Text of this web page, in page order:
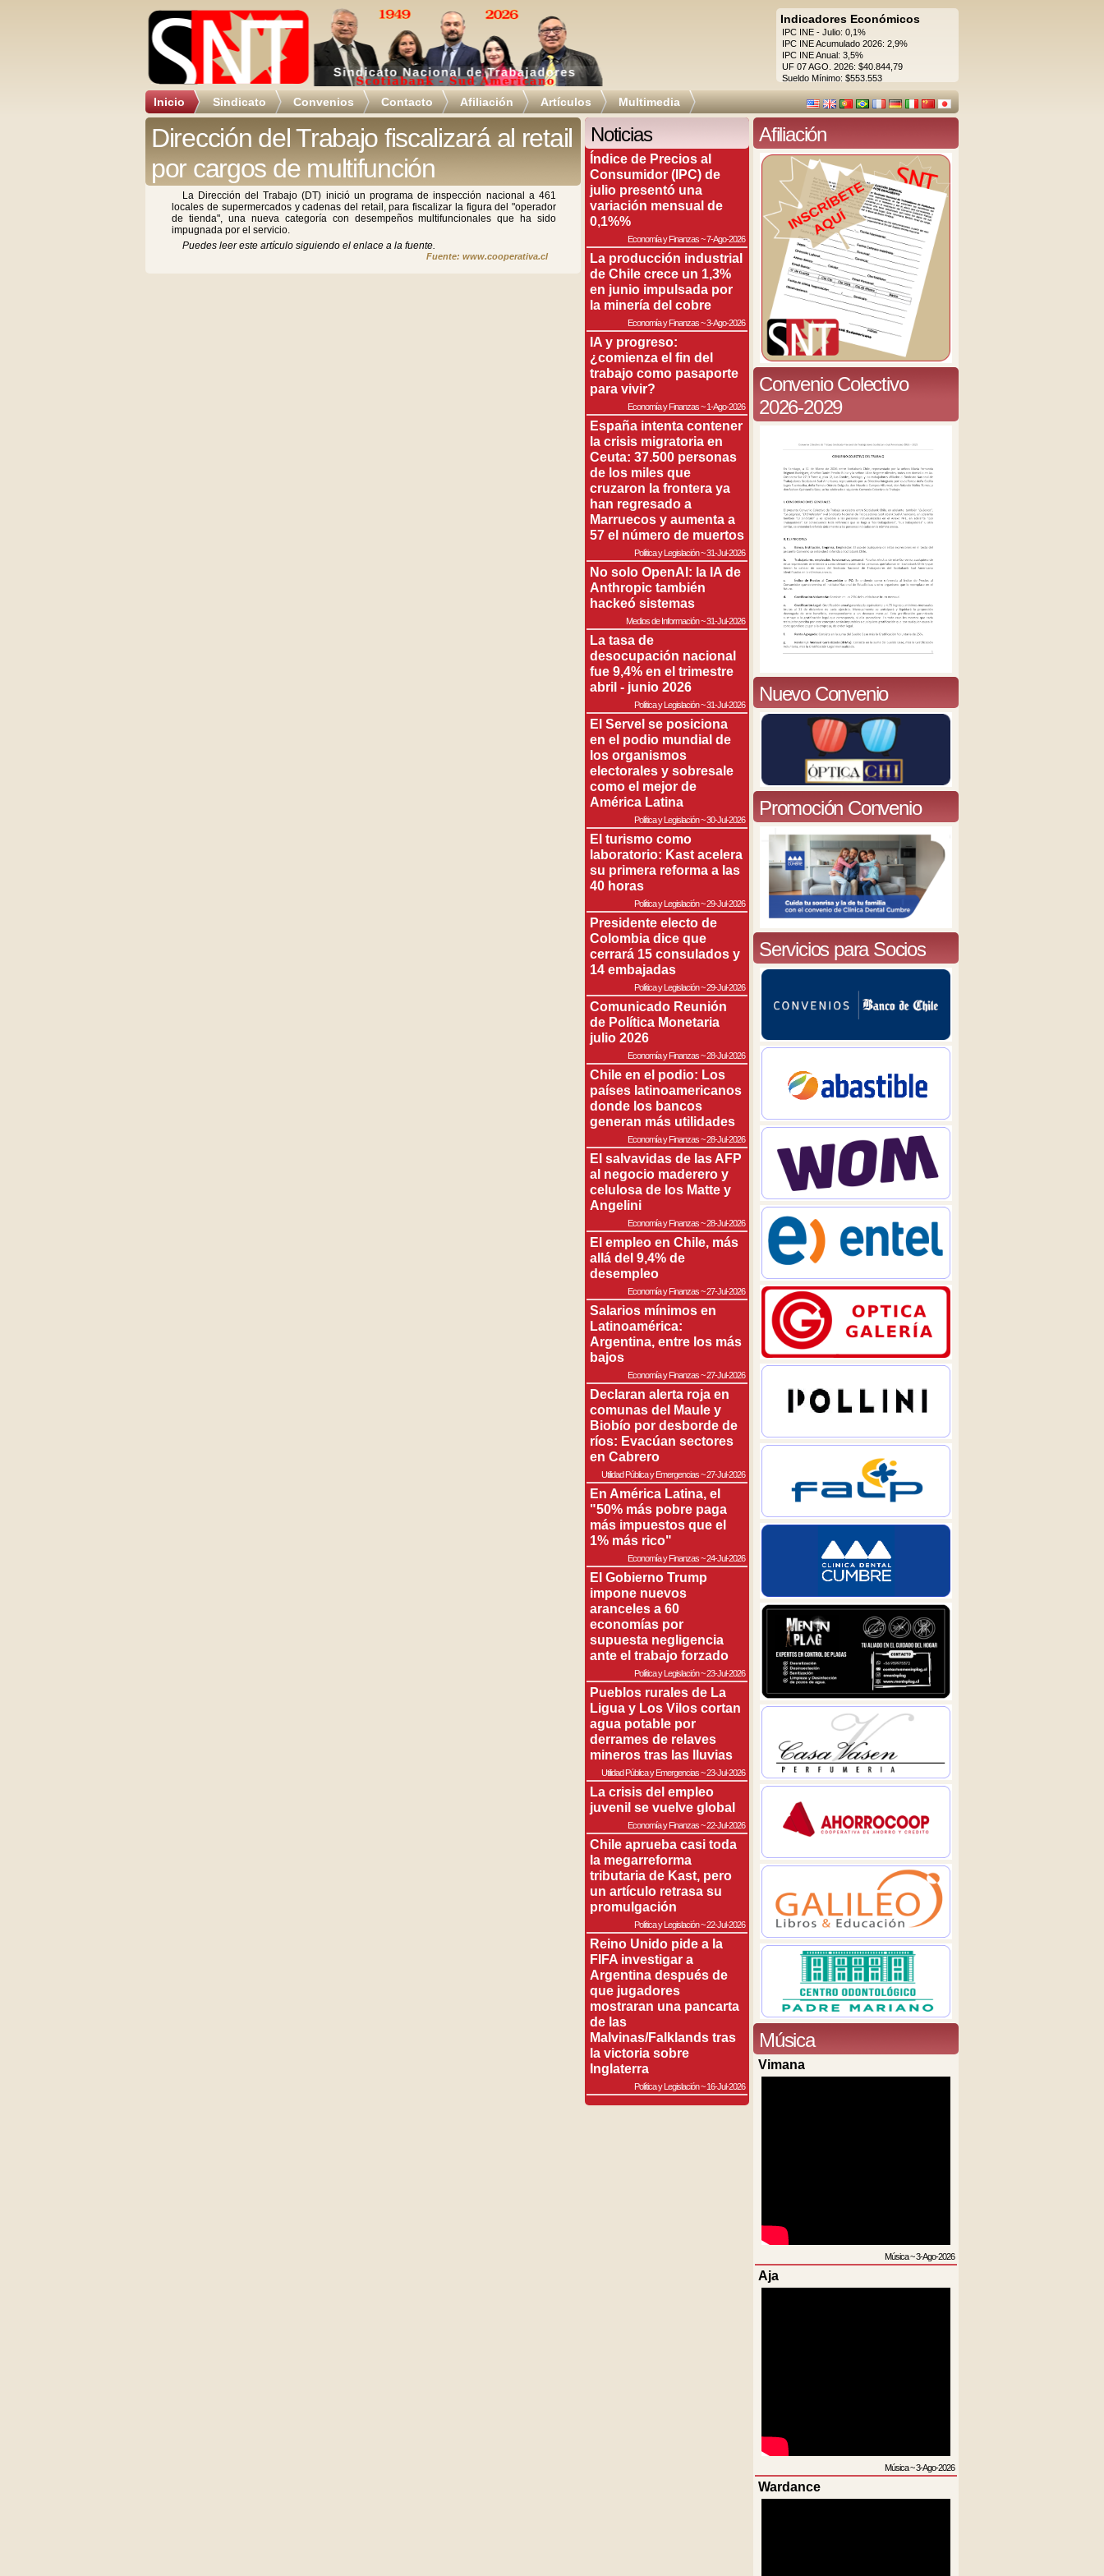
Indicadores Económicos
IPC INE - Julio: 0,1%
IPC INE Acumulado 2026: 2,9%
IPC INE Anual: 3,5%
UF 07 AGO. 2026: $40.844,79
Sueldo Mínimo: $553.553
Inicio Sindicato Convenios Contacto Afiliación Artículos Multimedia
Dirección del Trabajo fiscalizará al retail
por cargos de multifunción
La Dirección del Trabajo (DT) inició un programa de inspección nacional a 461
locales de supermercados y cadenas del retail, para fiscalizar la figura del "operador
de tienda", una nueva categoría con desempeños multifuncionales que ha sido
impugnada por el servicio.
Puedes leer este artículo siguiendo el enlace a la fuente.
Fuente: www.cooperativa.cl
Noticias
Índice de Precios al
Consumidor (IPC) de
julio presentó una
variación mensual de
0,1%%
Economía y Finanzas~7-Ago-2026
La producción industrial
de Chile crece un 1,3%
en junio impulsada por
la minería del cobre
Economía y Finanzas~3-Ago-2026
IA y progreso:
¿comienza el fin del
trabajo como pasaporte
para vivir?
Economía y Finanzas~1-Ago-2026
España intenta contener
la crisis migratoria en
Ceuta: 37.500 personas
de los miles que
cruzaron la frontera ya
han regresado a
Marruecos y aumenta a
57 el número de muertos
Política y Legislación~31-Jul-2026
No solo OpenAI: la IA de
Anthropic también
hackeó sistemas
Medios de Información~31-Jul-2026
La tasa de
desocupación nacional
fue 9,4% en el trimestre
abril - junio 2026
Política y Legislación~31-Jul-2026
El Servel se posiciona
en el podio mundial de
los organismos
electorales y sobresale
como el mejor de
América Latina
Política y Legislación~30-Jul-2026
El turismo como
laboratorio: Kast acelera
su primera reforma a las
40 horas
Política y Legislación~29-Jul-2026
Presidente electo de
Colombia dice que
cerrará 15 consulados y
14 embajadas
Política y Legislación~29-Jul-2026
Comunicado Reunión
de Política Monetaria
julio 2026
Economía y Finanzas~28-Jul-2026
Chile en el podio: Los
países latinoamericanos
donde los bancos
generan más utilidades
Economía y Finanzas~28-Jul-2026
El salvavidas de las AFP
al negocio maderero y
celulosa de los Matte y
Angelini
Economía y Finanzas~28-Jul-2026
El empleo en Chile, más
allá del 9,4% de
desempleo
Economía y Finanzas~27-Jul-2026
Salarios mínimos en
Latinoamérica:
Argentina, entre los más
bajos
Economía y Finanzas~27-Jul-2026
Declaran alerta roja en
comunas del Maule y
Biobío por desborde de
ríos: Evacúan sectores
en Cabrero
Utilidad Pública y Emergencias~27-Jul-2026
En América Latina, el
"50% más pobre paga
más impuestos que el
1% más rico"
Economía y Finanzas~24-Jul-2026
El Gobierno Trump
impone nuevos
aranceles a 60
economías por
supuesta negligencia
ante el trabajo forzado
Política y Legislación~23-Jul-2026
Pueblos rurales de La
Ligua y Los Vilos cortan
agua potable por
derrames de relaves
mineros tras las lluvias
Utilidad Pública y Emergencias~23-Jul-2026
La crisis del empleo
juvenil se vuelve global
Economía y Finanzas~22-Jul-2026
Chile aprueba casi toda
la megarreforma
tributaria de Kast, pero
un artículo retrasa su
promulgación
Política y Legislación~22-Jul-2026
Reino Unido pide a la
FIFA investigar a
Argentina después de
que jugadores
mostraran una pancarta
de las
Malvinas/Falklands tras
la victoria sobre
Inglaterra
Política y Legislación~16-Jul-2026
Afiliación
Convenio Colectivo
2026-2029
Nuevo Convenio
Promoción Convenio
Servicios para Socios
Música
Vimana
Música~3-Ago-2026
Aja
Música~3-Ago-2026
Wardance